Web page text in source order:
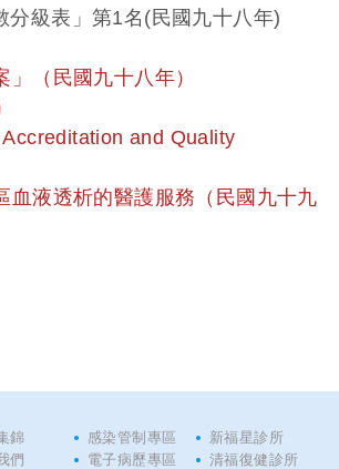
級表」第1名(民國九十八年)
」（民國九十八年）
and Quality
血液透析的醫護服務（民國九十九
錦 感染管制專區
新福星診所
們
電子病歷專區 清福復健診所